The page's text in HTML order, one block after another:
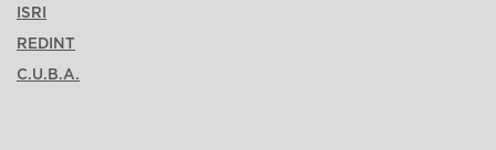
ISRI
REDINT
C.U.B.A.